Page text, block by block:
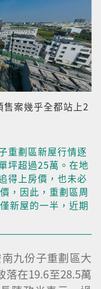
案幾乎全都站上2
重劃區新屋行情逐
坪超過25萬。在地
得上房價，也未必
，因此，重劃區周
新屋的一半，近期
九份子重劃區大
在19.6至28.5萬